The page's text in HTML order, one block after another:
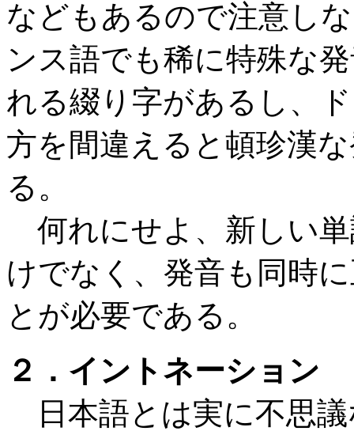
などもあるので注意し
ンス語でも稀に特殊な
れる綴り字があるし、
方を間違えると頓珍漢
る。
何れにせよ、新しい
けでなく、発音も同時
とが必要である。
２．イントネーション
日本語とは実に不思